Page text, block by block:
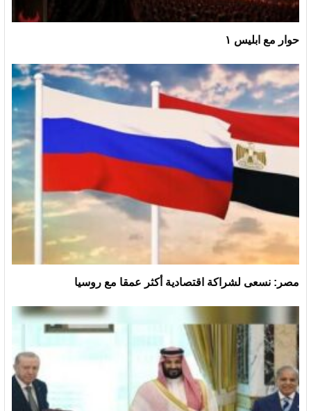
حوار مع ابليس ١
مصر: نسعى لشراكة اقتصادية أكثر عمقا مع روسيا